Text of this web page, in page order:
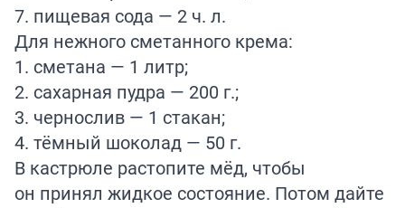
7. пищевая сода — 2 ч. л.
Для нежного сметанного крема:
1. сметана — 1 литр;
2. сахарная пудра — 200 г.;
3. чернослив — 1 стакан;
4. тёмный шоколад — 50 г.
В кастрюле растопите мёд, чтобы
он принял жидкое состояние. Потом дайте